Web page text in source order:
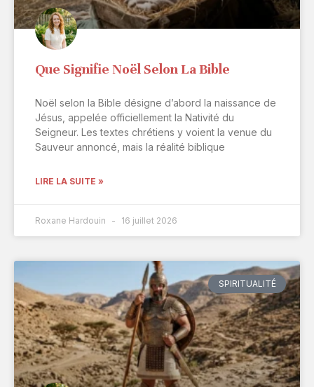
Que Signifie Noël Selon La Bible
Noël selon la Bible désigne d’abord la naissance de
Jésus, appelée officiellement la Nativité du
Seigneur. Les textes chrétiens y voient la venue du
Sauveur annoncé, mais la réalité biblique
LIRE LA SUITE »
Roxane Hardouin 16 juillet 2026
SPIRITUALITÉ